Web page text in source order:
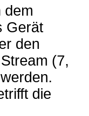
dem
Gerät
den
(7,
die